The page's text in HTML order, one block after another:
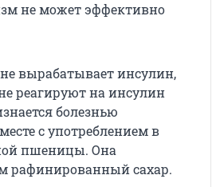
не может эффективно
вырабатывает инсулин,
реагируют на инсулин
болезнью
с употреблением в
пшеницы. Она
рафинированный сахар.